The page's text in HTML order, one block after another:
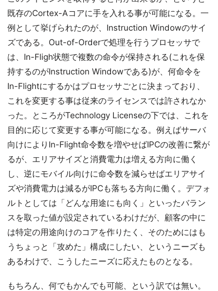
既存のCortex-Aコアに手を入れる事が可能になる。一
例として挙げられたのが、Instruction Windowのサイ
ズである。Out-of-Orderで処理を行うプロセッサで
は、In-Fligh状態で複数の命令が保持される(これを保
持するのがInstruction Windowである)が、何命令を
In-Flightにするかはプロセッサごとに決まっており、
これを変更する事は従来のライセンスでは許されなか
った。ところがTechnology Licenseの下では、これを
目的に応じて変更する事が可能になる。例えばサーバ
向けによりIn-Flight命令数を増やせばIPCの改善に繋が
るが、エリアサイズと消費電力は増える方向に働く
し、逆にモバイル向けに命令数を減らせばエリアサイ
ズや消費電力は減るがIPCも落ちる方向に働く。デフォ
ルトとしては「どんな用途にも向く」といったバラン
スを取った値が設定されているわけだが、顧客の中に
は特定の用途向けのコアを作りたく、そのためにはも
うちょっと「攻めた」構成にしたい、というニーズも
あるわけで、こうしたニーズに応えたものとなる。
もちろん、何でもかんでも可能、という訳では無い。